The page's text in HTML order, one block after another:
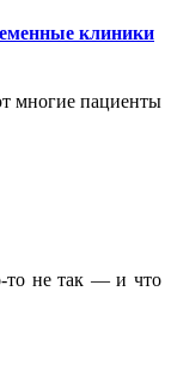
клиники
многие пациенты
то не так — и что